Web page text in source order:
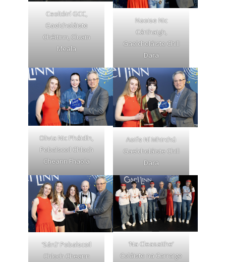
Ceoltóirí GCC,
Gaelcholáiste
Chéitinn, Cluain
Meala
Naoise Nic
Cárthaigh,
Gaelcholáiste Chill
Dara
Olivia Nic Pháidín,
Pobalscoil Chloch
Cheann Fhaola
Aoife Ní Mhirchú
Gaelcholáiste Chill
Dara
‘Sárú’ Pobalscoil
Chloch Cheann
‘Na Cleasaithe’
Coláiste na Carraige